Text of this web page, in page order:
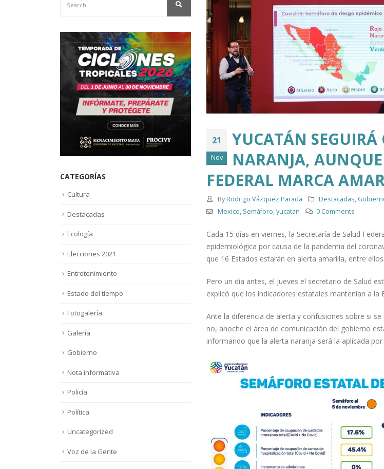
21
Nov
YUCATÁN SEGUIRÁ
NARANJA,
FEDERAL MARCA
ByRodrigo Vázquez Parada Destacadas,
Mexico, Semáforo,yucatan 0 Comments
Cada 15 días en viernes, la Secretaría de Salud
epidemiológica por causa de la pandemia del
que 16 Estados estarán en alerta amarilla, entre
Pero un día antes, el jueves el secretario de Salud
explicó que los indicadores estatales mantenían a la
Ante la diferencia de alerta y confusiones sobre si
no, anoche el área de comunicación del gobierno
informando que la alerta naranja será la aplicada
CATEGORÍAS
Cultura
Destacadas
Ecología
Elecciones 2021
Entretenimiento
Estado del tiempo
Fotogalería
Galería
Gobierno
Nota informativa
Policía
Política
Uncategorized
Voz de la Gente